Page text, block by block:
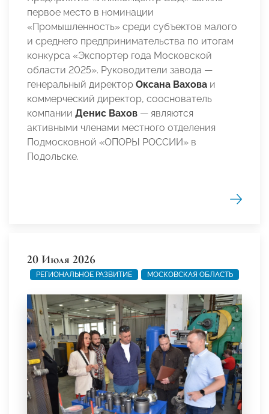
первое место в номинации
«Промышленность» среди субъектов малого
и среднего предпринимательства по итогам
конкурса «Экспортер года Московской
области 2025». Руководители завода —
генеральный директор Оксана Вахова и
коммерческий директор, сооснователь
компании Денис Вахов — являются
активными членами местного отделения
Подмосковной «ОПОРЫ РОССИИ» в
Подольске.
20 Июля 2026
РЕГИОНАЛЬНОЕ РАЗВИТИЕ МОСКОВСКАЯ ОБЛАСТЬ